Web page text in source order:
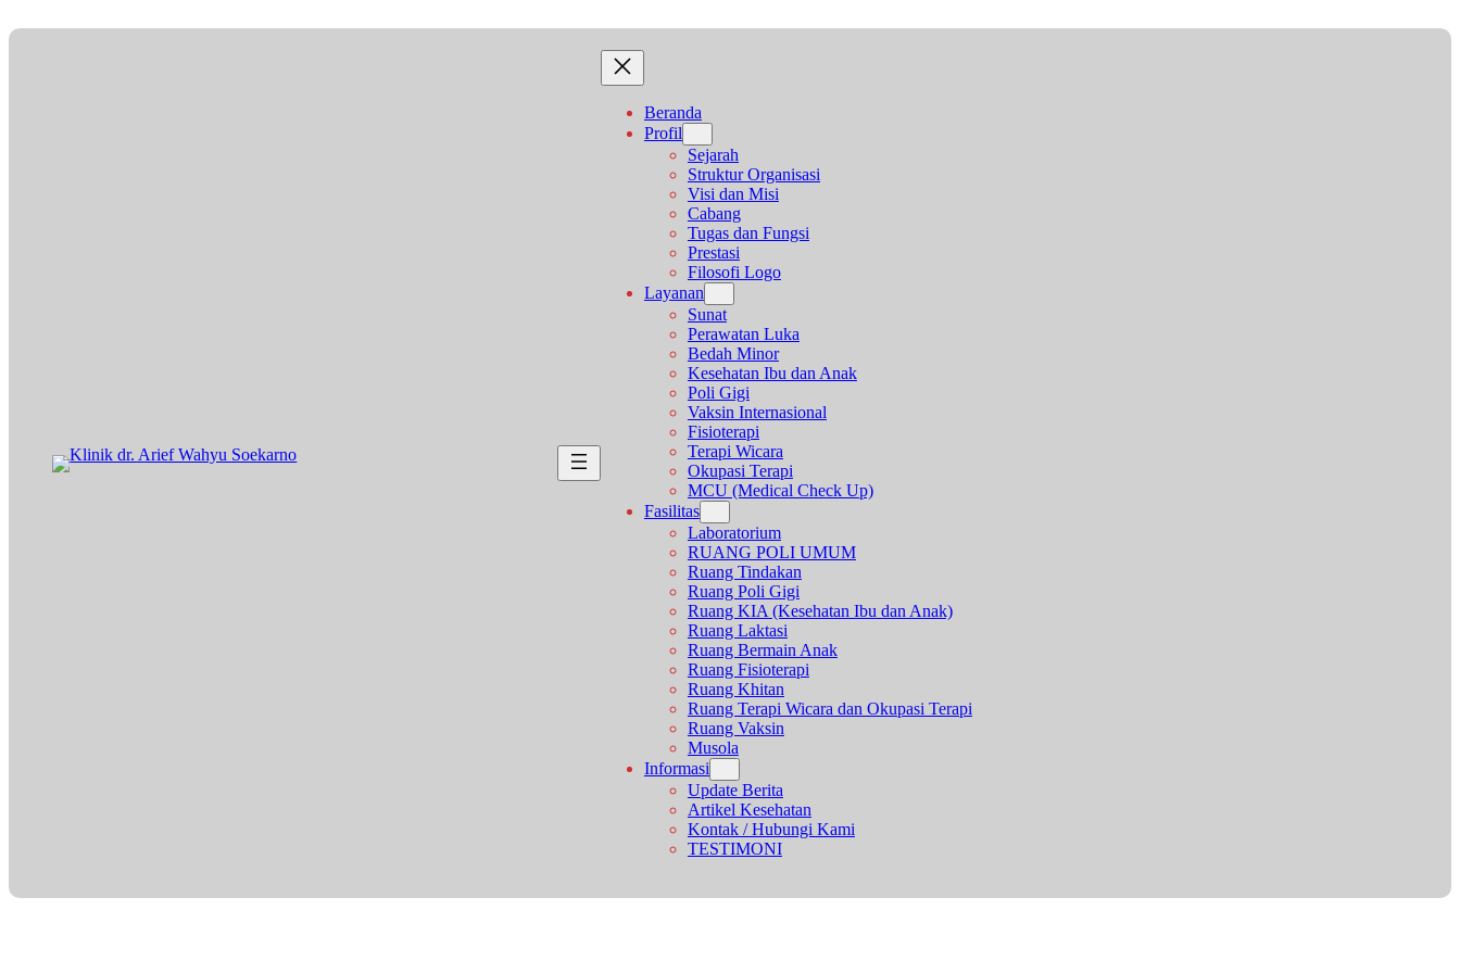
ke
Beranda
Profil
Sejarah
Struktur Organisasi
Visi dan Misi
Cabang
Tugas dan Fungsi
Prestasi
Filosofi Logo
Layanan
Sunat
Perawatan Luka
Bedah Minor
Kesehatan Ibu dan Anak
Poli Gigi
Vaksin Internasional
Fisioterapi
Terapi Wicara
Okupasi Terapi
MCU (Medical Check Up)
Fasilitas
Laboratorium
RUANG POLI UMUM
Ruang Tindakan
Ruang Poli Gigi
Ruang KIA (Kesehatan Ibu dan Anak)
Ruang Laktasi
Ruang Bermain Anak
Ruang Fisioterapi
Ruang Khitan
Ruang Terapi Wicara dan Okupasi Terapi
Ruang Vaksin
Musola
Informasi
Update Berita
Artikel Kesehatan
Kontak / Hubungi Kami
TESTIMONI